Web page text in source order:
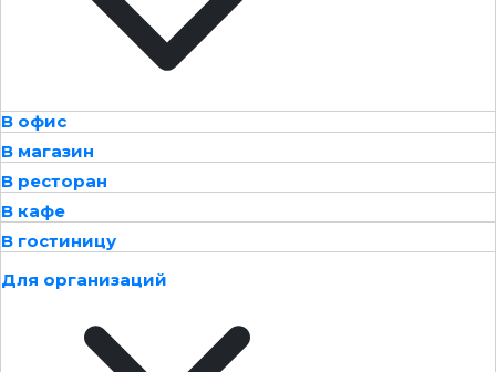
В офис
В магазин
В ресторан
В кафе
В гостиницу
Для организаций